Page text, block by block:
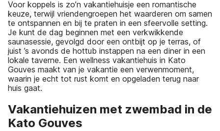
Voor koppels is zo’n vakantiehuisje een romantische
keuze, terwijl vriendengroepen het waarderen om samen
te ontspannen en bij te praten in een sfeervolle setting.
Je kunt de dag beginnen met een verkwikkende
saunasessie, gevolgd door een ontbijt op je terras, of
juist ’s avonds de hottub instappen na een diner in een
lokale taverne. Een wellness vakantiehuis in Kato
Gouves maakt van je vakantie een verwenmoment,
waarin je echt tot rust komt en opgeladen terug naar
huis gaat.
Vakantiehuizen met zwembad in de
Kato Gouves